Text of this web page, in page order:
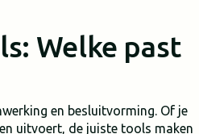
Welke past
en besluitvorming. Of je
uitvoert, de juiste tools maken